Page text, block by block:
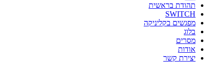
תהודת בראשית
SWITCH
מפגשים בקליניקה
בלוג
מסרים
אודות
יצירת קשר